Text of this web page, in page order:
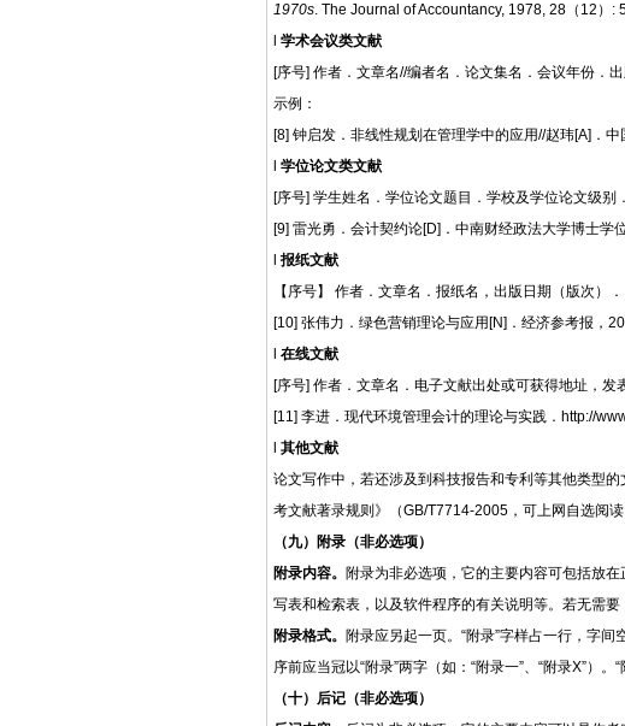
1970s. The Journal of Accountancy, 1978, 28（12）:
学术会议类文献
[序号] 作者．文章名//编者名．论文集名．会议年份．出
示例：
[8] 钟启发．非线性规划在管理学中的应用//赵玮[A] ．
学位论文类文献
[序号] 学生姓名．学位论文题目．学校及学位论文级别
[9] 雷光勇．会计契约论[D] ．中南财经政法大学博士学
报纸文献
【序号】
作者．文章名 ．报纸名，出版日期（版次）．
[10] 张伟力．绿色营销理论与应用[N] ．经济参考报，
在线文献
[序号] 作者．文章名．电子文献出处或可获得地址，发
[11] 李进．现代环境管理会计的理论与实践．http://
其他文献
论文写作中，若还涉及到科技报告和专利等其他类型
考文献著录规则》（GB/T7714-2005，可上网自选阅
（九）附录（非必选项）
附录内容。 附录为非必选项，它的主要内容可包括放
写表和检索表，以及软件程序的有关说明等。若无需要
附录格式。 附录应另起一页。 “附录”字样占一行，字
序前应当冠以“附录”两字（如：“附录一”、“附录X”）
（十）后记（非必选项）